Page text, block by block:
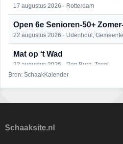
17 augustus 2026 · Rotterdam
Open 6e Senioren-50+
22 augustus 2026 · Udenhout,
Mat op ‘t Wad
22 augustus 2026 · Den Burg, Texel
Bron: SchaakKalender
Schaaksite.nl